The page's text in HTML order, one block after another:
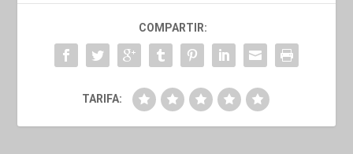
COMPARTIR:
TARIFA: